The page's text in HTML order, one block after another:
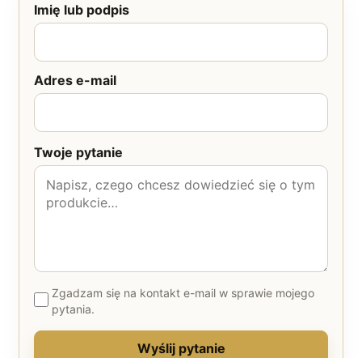
Imię lub podpis
Adres e-mail
Twoje pytanie
Zgadzam się na kontakt e-mail w sprawie mojego
pytania.
Wyślij pytanie